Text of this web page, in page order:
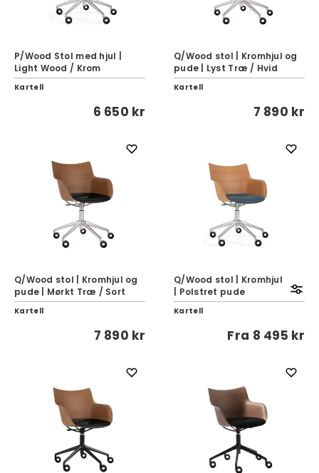
P/Wood Stol med hjul |
Light Wood / Krom
Kartell
6 650 kr
Q/Wood stol | Kromhjul og
pude | Lyst Træ / Hvid
Kartell
7 890 kr
Q/Wood stol | Kromhjul og
pude | Mørkt Træ / Sort
Kartell
7 890 kr
Q/Wood stol | Kromhjul
| Polstret pude
Kartell
Fra 8 495 kr